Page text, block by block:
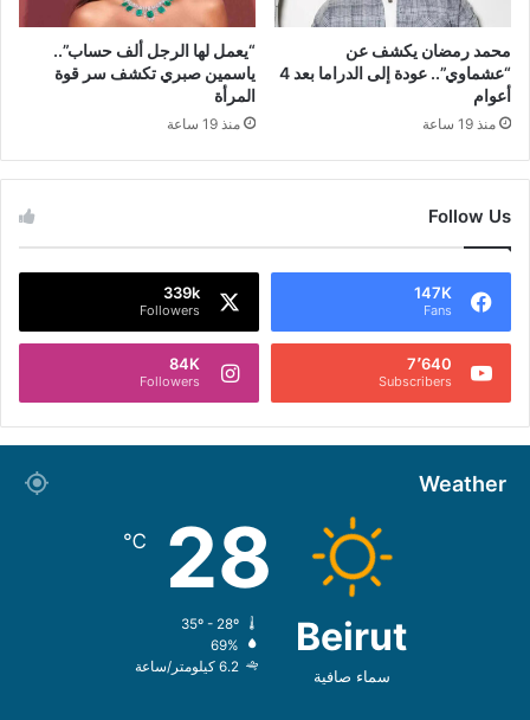
محمد رمضان يكشف عن
“عشماوي”.. عودة إلى الدراما بعد 4
أعوام
منذ 19 ساعة
“يعمل لها الرجل ألف حساب”..
ياسمين صبري تكشف سر قوة
المرأة
منذ 19 ساعة
Follow Us
147K
Fans
339k
Followers
7٬640
Subscribers
84K
Followers
Weather
Beirut
سماء صافية
28
℃
69%
6.2 كيلومتر/ساعة